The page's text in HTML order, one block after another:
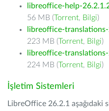
libreoffice-help-
56 MB (Torrent, Bilgi)
libreoffice-
223 MB (Torrent, Bilgi)
libreoffice-
224 MB (Torrent, Bilgi)
İşletim Sistemleri
LibreOffice 26.2.1 aşağıdaki